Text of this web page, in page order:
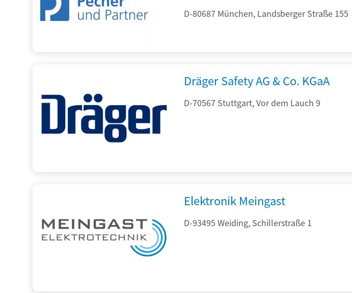
D-80687 München, Landsberger Straße 155
Dräger Safety AG & Co. KGaA
D-70567 Stuttgart, Vor dem Lauch 9
Elektronik Meingast
D-93495 Weiding, Schillerstraße 1